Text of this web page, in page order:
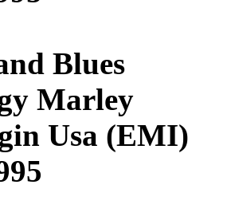
Blues
Marley
Usa (EMI)